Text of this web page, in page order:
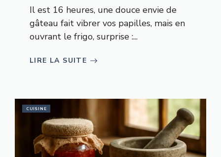
Il est 16 heures, une douce envie de
gâteau fait vibrer vos papilles, mais en
ouvrant le frigo, surprise :...
LIRE LA SUITE
CUISINE